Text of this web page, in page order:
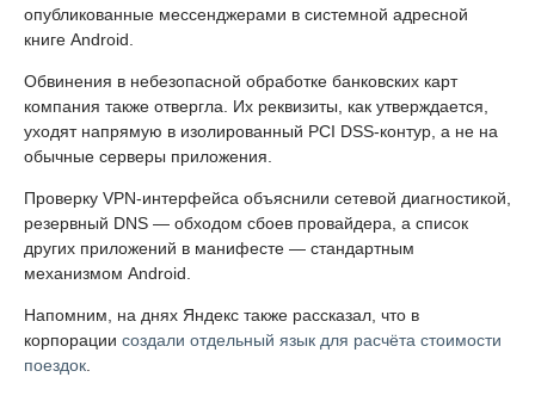
опубликованные мессенджерами в системной адресной
книге Android.
Обвинения в небезопасной обработке банковских карт
компания также отвергла. Их реквизиты, как утверждается,
уходят напрямую в изолированный PCI DSS-контур, а не на
обычные серверы приложения.
Проверку VPN-интерфейса объяснили сетевой диагностикой,
резервный DNS — обходом сбоев провайдера, а список
других приложений в манифесте — стандартным
механизмом Android.
Напомним, на днях Яндекс также рассказал, что в
корпорации создали отдельный язык для расчёта стоимости
поездок